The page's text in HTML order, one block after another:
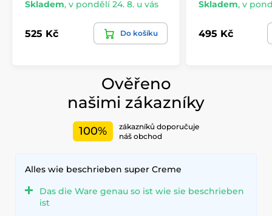
Skladem, v pondělí 24. 8. u vás
525 Kč Do košíku
Skladem, v
495 Kč
Ověřeno
našimi zákazníky
100%
zákazníků doporučuje
náš obchod
Alles wie beschrieben super Creme
Das die Ware genau so ist wie sie beschrieben
ist